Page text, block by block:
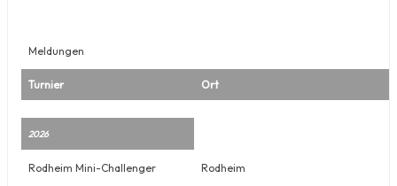
Meldungen
Turnier Ort
2026
Rodheim Mini-Challenger Rodheim